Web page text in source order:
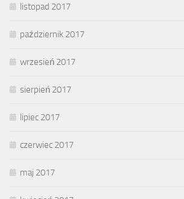
listopad 2017
październik 2017
wrzesień 2017
sierpień 2017
lipiec 2017
czerwiec 2017
maj 2017